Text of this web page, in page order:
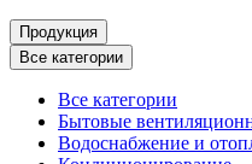
Продукция
Все категории
Все категории
Бытовые
Водоснабжение и